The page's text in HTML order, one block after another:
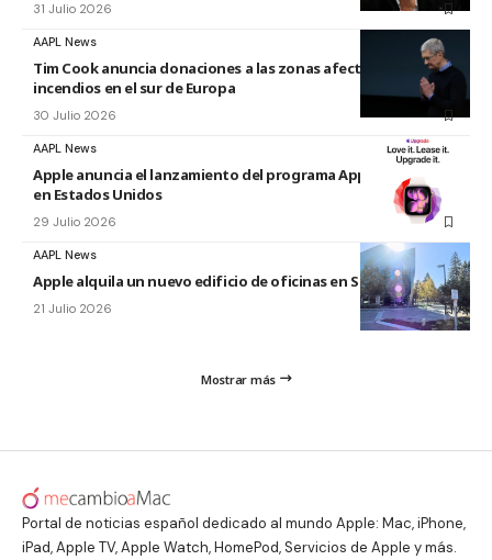
31 Julio 2026
AAPL News
Tim Cook anuncia donaciones a las zonas afectadas por los
incendios en el sur de Europa
30 Julio 2026
AAPL News
Apple anuncia el lanzamiento del programa Apple Upgrade
en Estados Unidos
29 Julio 2026
AAPL News
Apple alquila un nuevo edificio de oficinas en Sunnyvale
21 Julio 2026
Mostrar más
Portal de noticias español dedicado al mundo Apple: Mac, iPhone,
iPad, Apple TV, Apple Watch, HomePod, Servicios de Apple y más.